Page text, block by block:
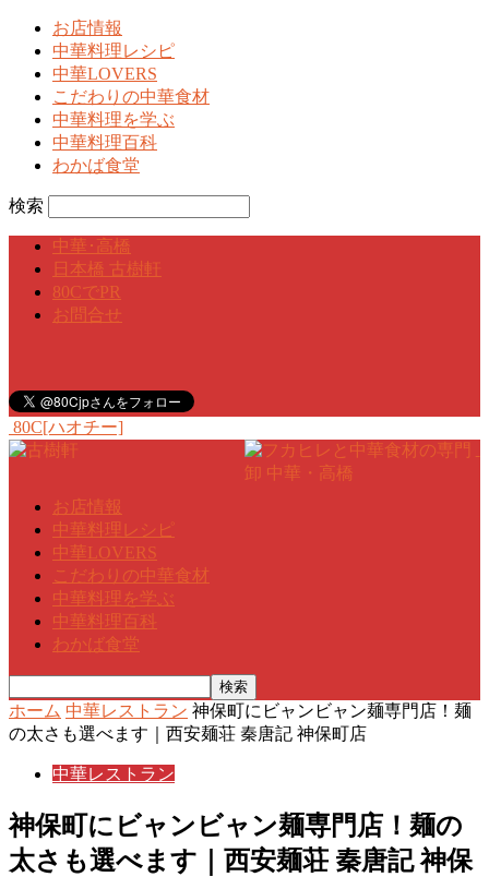
お店情報
中華料理レシピ
中華LOVERS
こだわりの中華食材
中華料理を学ぶ
中華料理百科
わかば食堂
検索
中華･高橋
日本橋 古樹軒
80CでPR
お問合せ
80C[ハオチー]
お店情報
中華料理レシピ
中華LOVERS
こだわりの中華食材
中華料理を学ぶ
中華料理百科
わかば食堂
ホーム 中華レストラン 神保町にビャンビャン麺専門店！麺
の太さも選べます｜西安麺荘 秦唐記 神保町店
中華レストラン
神保町にビャンビャン麺専門店！麺の
太さも選べます｜西安麺荘 秦唐記 神保